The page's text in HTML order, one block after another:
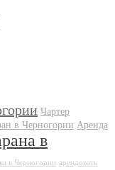
Чартер
в Черногории Аренда
в
в Черногории арендовать